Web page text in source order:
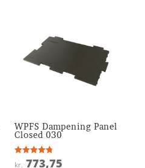
WPFS Dampening Panel
Closed 030
Vurderet
kr. 773,75